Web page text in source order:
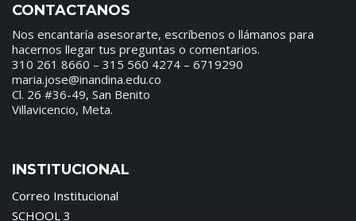
CONTACTANOS
Nos encantaría asesorarte, escríbenos o llámanos para
hacernos llegar tus preguntas o comentarios.
310 261 8660 – 315 560 4274 – 6719290
maria.jose@inandina.edu.co
Cl. 26 #36-49, San Benito
Villavicencio, Meta.
INSTITUCIONAL
Correo Institucional
SCHOOL 3